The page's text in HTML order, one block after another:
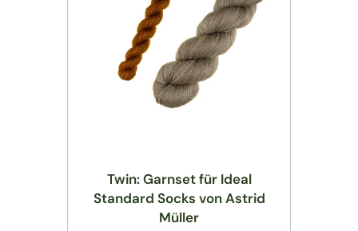
Twin: Garnset für Ideal
Standard Socks von Astrid
Müller